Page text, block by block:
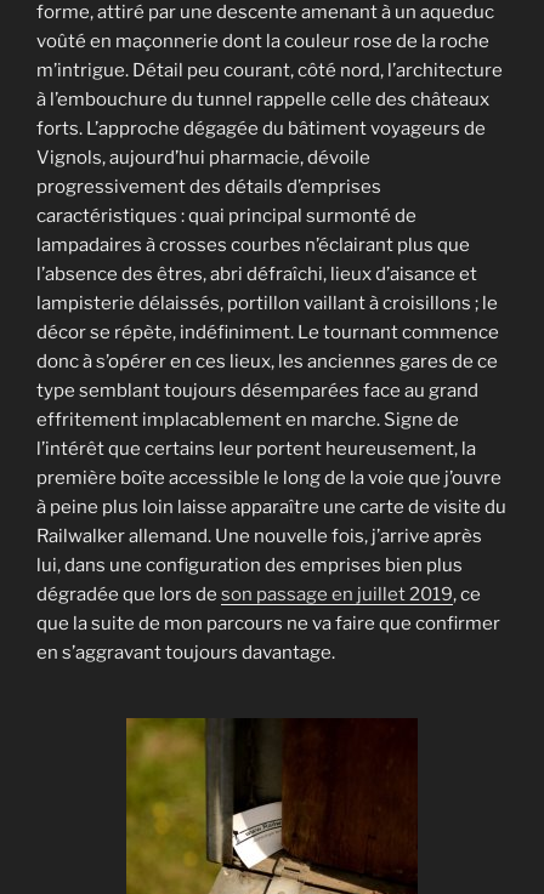
forme, attiré par une descente amenant à un aqueduc
voûté en maçonnerie dont la couleur rose de la roche
m’intrigue. Détail peu courant, côté nord, l’architecture
à l’embouchure du tunnel rappelle celle des châteaux
forts. L’approche dégagée du bâtiment voyageurs de
Vignols, aujourd’hui pharmacie, dévoile
progressivement des détails d’emprises
caractéristiques : quai principal surmonté de
lampadaires à crosses courbes n’éclairant plus que
l’absence des êtres, abri défraîchi, lieux d’aisance et
lampisterie délaissés, portillon vaillant à croisillons ; le
décor se répète, indéfiniment. Le tournant commence
donc à s’opérer en ces lieux, les anciennes gares de ce
type semblant toujours désemparées face au grand
effritement implacablement en marche. Signe de
l’intérêt que certains leur portent heureusement, la
première boîte accessible le long de la voie que j’ouvre
à peine plus loin laisse apparaître une carte de visite du
Railwalker allemand. Une nouvelle fois, j’arrive après
lui, dans une configuration des emprises bien plus
dégradée que lors de son passage en juillet 2019, ce
que la suite de mon parcours ne va faire que confirmer
en s’aggravant toujours davantage.